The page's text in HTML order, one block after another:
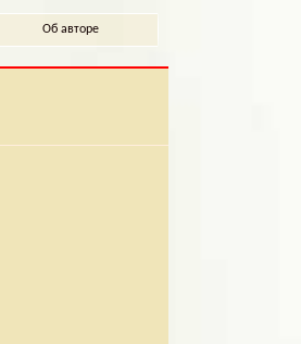
Об авторе